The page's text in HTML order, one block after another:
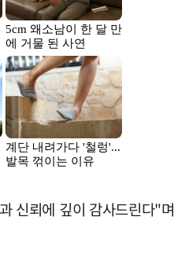
신뢰에 깊이 감사드린다